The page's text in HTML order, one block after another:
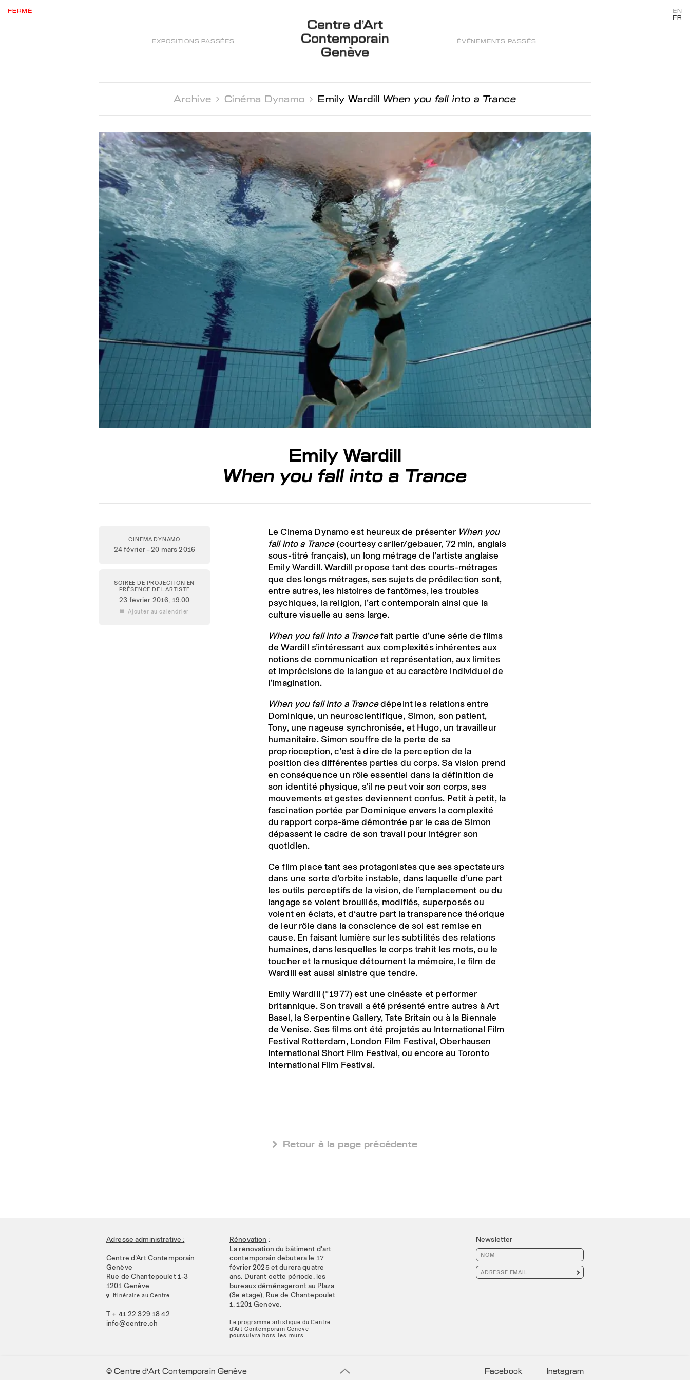
FERMÉ
EXPOSITIONS PASSÉES
Centre d’Art
Contemporain
Genève
ÉVÉNEMENTS PASSÉS
EN
FR
Archive  Cinéma Dynamo  Emily Wardill When you fall into a Trance
Emily Wardill
When you fall into a Trance
CINÉMA DYNAMO
24 février – 20 mars 2016
SOIRÉE DE PROJECTION EN
PRÉSENCE DE L’ARTISTE
23 février 2016, 19.00
 Ajouter au calendrier
Le Cinema Dynamo est heureux de présenter When you
fall into a Trance(courtesy carlier/gebauer, 72 min, anglais
sous-titré français), un long métrage de l’artiste anglaise
Emily Wardill. Wardill propose tant des courts-métrages
que des longs métrages, ses sujets de prédilection sont,
entre autres, les histoires de fantômes, les troubles
psychiques, la religion, l’art contemporain ainsi que la
culture visuelle au sens large.
When you fall into a Trancefait partie d’une série de films
de Wardill s’intéressant aux complexités inhérentes aux
notions de communication et représentation, aux limites
et imprécisions de la langue et au caractère individuel de
l’imagination.
When you fall into a Trancedépeint les relations entre
Dominique, un neuroscientifique, Simon, son patient,
Tony, une nageuse synchronisée, et Hugo, un travailleur
humanitaire. Simon souffre de la perte de sa
proprioception, c’est à dire de la perception de la
position des différentes parties du corps. Sa vision prend
en conséquence un rôle essentiel dans la définition de
son identité physique, s’il ne peut voir son corps, ses
mouvements et gestes deviennent confus. Petit à petit, la
fascination portée par Dominique envers la complexité
du rapport corps-âme démontrée par le cas de Simon
dépassent le cadre de son travail pour intégrer son
quotidien.
Ce film place tant ses protagonistes que ses spectateurs
dans une sorte d’orbite instable, dans laquelle d’une part
les outils perceptifs de la vision, de l’emplacement ou du
langage se voient brouillés, modifiés, superposés ou
volent en éclats, et d‘autre part la transparence théorique
de leur rôle dans la conscience de soi est remise en
cause. En faisant lumière sur les subtilités des relations
humaines, dans lesquelles le corps trahit les mots, ou le
toucher et la musique détournent la mémoire, le film de
Wardill est aussi sinistre que tendre.
Emily Wardill (*1977) est une cinéaste et performer
britannique. Son travail a été présenté entre autres à Art
Basel, la Serpentine Gallery, Tate Britain ou à la Biennale
de Venise. Ses films ont été projetés au International Film
Festival Rotterdam, London Film Festival, Oberhausen
International Short Film Festival, ou encore au Toronto
International Film Festival.
 Retour à la page précédente
Adresse administrative :
Centre d’Art Contemporain
Genève
Rue de Chantepoulet 1-3
1201 Genève
 Itinéraire au Centre
T + 41 22 329 18 42
info@centre.ch
Rénovation :
La rénovation du bâtiment d'art
contemporain débutera le 17
février 2025 et durera quatre
ans. Durant cette période, les
bureaux déménageront au Plaza
(3e étage), Rue de Chantepoulet
1, 1201 Genève.
Le programme artistique du Centre
d'Art Contemporain Genève
poursuivra hors-les-murs.
Newsletter

© Centre d’Art Contemporain Genève Facebook Instagram